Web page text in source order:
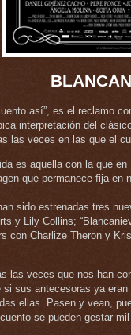
así”, es el reclamo
interpretación del
las veces en las que el
es aquella con la que
que permanece fija en
sido estrenadas tres
y Lily Collins;
con Charlize Theron y
las veces que nos han
sus antecesoras ya
ellas. Pasen y vean,
se pueden gestar